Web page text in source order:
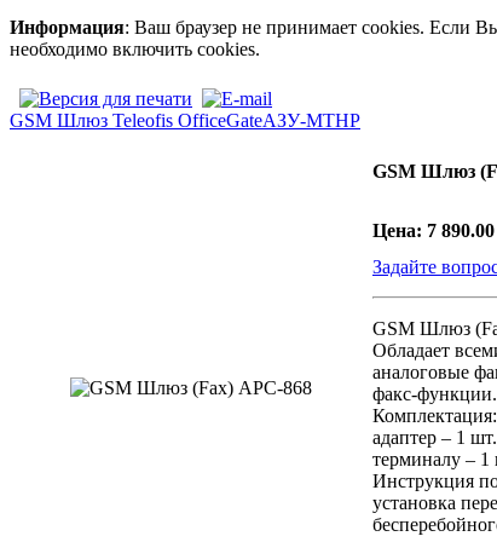
Информация: Ваш браузер не принимает cookies. Если
необходимо включить cookies.
GSM Шлюз Teleofis OfficeGateАЗУ-МТНР
GSM Шлюз
Цена: 7 890.00
Задайте
GSM Шлюз
Обладает
аналоговые
факс-функции.
адаптер – 1
терминалу –
Инструкция
установка